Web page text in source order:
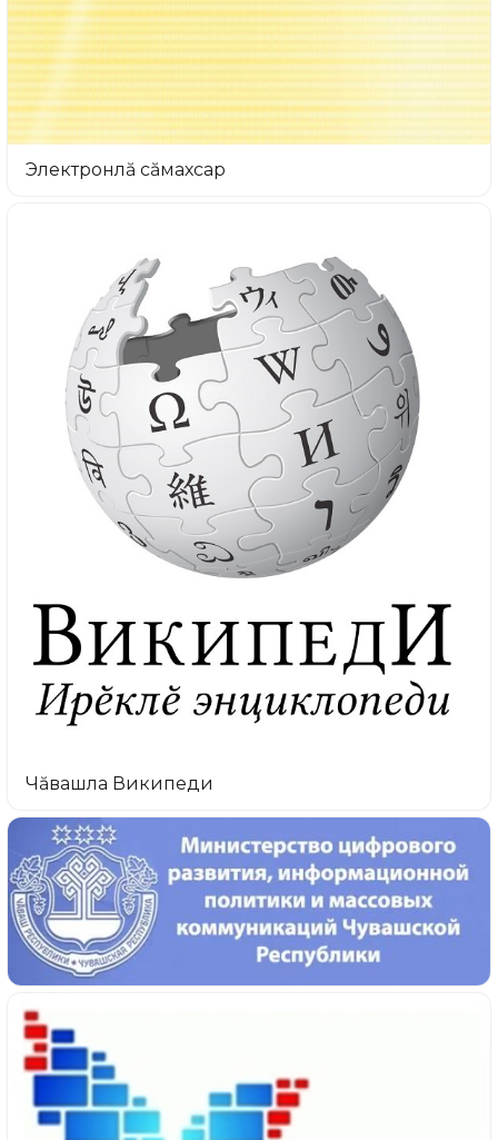
Электронлă сăмахсар
Чăвашла Википеди